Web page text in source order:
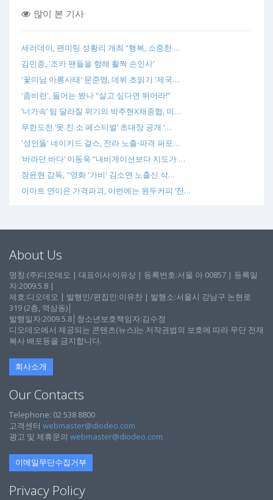
많이 본 기사
세러데이, 팬미팅 성황리 개최 “행복, 소중한 …
김민종, '조카 팬들을 향해 활짝 손인사'
'꽃미남 아롱사태' 문준영, 데뷔 초읽기 '제국…
'좀비런', 들어는 봤나 “살고 싶다면 뛰어라!”
‘너가속’ 팀 달라질 위기의 박주현X채종협, 미…
무한도전 ‘못.친.소 페스티벌’ 초대장 공개 ‘…
'성인돌' 네이키드 걸스, 전라 노출-파격 퍼포…
‘바라던 바다’ 이동욱 “내비게이션보다 지도가 …
장윤현 감독, "영화 '가비' 김소연 노출신 삭…
이마트 연이은 가격파괴, 이번에는 원두커피 ‘전…
About Us
명칭:(주)디오데오 | 대표이사:이유상 | 등록번호:서울 아 00857 | 등록일
자:2009.5.8 |
제호:디오데오 | 발행인/편집인:이유찬 | 발행소:서울시 강남구 논현로
319 (2층, 역삼동)│
발행일자:2009.5.8│청소년보호책임자:김수정
디오데오에서 제공되는 콘텐츠(뉴스)는 저작권법의 보호에 따라 무단 전재
복사 배포등을 금지합니다.
회사소개
Our Contacts
Telephone: 02 538 8800
고객센터 webmaster@diodeo.com
광고 및 제휴문의 webmaster@diodeo.com
이메일무단수집거부
Privacy Policy